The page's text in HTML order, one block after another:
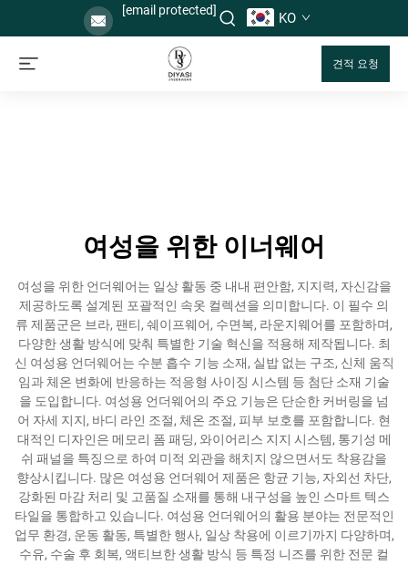
[email protected] KO
견적 요청
여성을 위한 이너웨어
여성을 위한 언더웨어는 일상 활동 중 내내 편안함, 지지력, 자신감을
제공하도록 설계된 포괄적인 속옷 컬렉션을 의미합니다. 이 필수 의
류 제품군은 브라, 팬티, 쉐이프웨어, 수면복, 라운지웨어를 포함하며,
다양한 생활 방식에 맞춰 특별한 기술 혁신을 적용해 제작됩니다. 최
신 여성용 언더웨어는 수분 흡수 기능 소재, 실밥 없는 구조, 신체 움직
임과 체온 변화에 반응하는 적응형 사이징 시스템 등 첨단 소재 기술
을 도입합니다. 여성용 언더웨어의 주요 기능은 단순한 커버링을 넘
어 자세 지지, 바디 라인 조절, 체온 조절, 피부 보호를 포함합니다. 현
대적인 디자인은 메모리 폼 패딩, 와이어리스 지지 시스템, 통기성 메
쉬 패널을 특징으로 하여 미적 외관을 해치지 않으면서도 착용감을
향상시킵니다. 많은 여성용 언더웨어 제품은 항균 기능, 자외선 차단,
강화된 마감 처리 및 고품질 소재를 통해 내구성을 높인 스마트 텍스
타일을 통합하고 있습니다. 여성용 언더웨어의 활용 분야는 전문적인
업무 환경, 운동 활동, 특별한 행사, 일상 착용에 이르기까지 다양하며,
수유, 수술 후 회복, 액티브한 생활 방식 등 특정 니즈를 위한 전문 컬